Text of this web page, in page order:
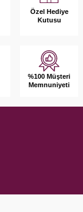
Özel Hediye
Kutusu
%100 Müşteri
Memnuniyeti